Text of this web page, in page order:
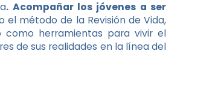
. Acompañar los jóvenes a ser
el método de la Revisión de Vida,
como herramientas para vivir el
de sus realidades en la línea del